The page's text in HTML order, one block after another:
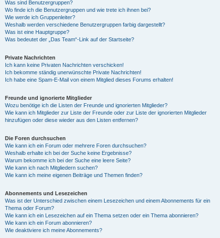
Was sind Benutzergruppen?
Wo finde ich die Benutzergruppen und wie trete ich ihnen bei?
Wie werde ich Gruppenleiter?
Weshalb werden verschiedene Benutzergruppen farbig dargestellt?
Was ist eine Hauptgruppe?
Was bedeutet der „Das Team“-Link auf der Startseite?
Private Nachrichten
Ich kann keine Privaten Nachrichten verschicken!
Ich bekomme ständig unerwünschte Private Nachrichten!
Ich habe eine Spam-E-Mail von einem Mitglied dieses Forums erhalten!
Freunde und ignorierte Mitglieder
Wozu benötige ich die Listen der Freunde und ignorierten Mitglieder?
Wie kann ich Mitglieder zur Liste der Freunde oder zur Liste der ignorierten Mitglieder
hinzufügen oder diese wieder aus den Listen entfernen?
Die Foren durchsuchen
Wie kann ich ein Forum oder mehrere Foren durchsuchen?
Weshalb erhalte ich bei der Suche keine Ergebnisse?
Warum bekomme ich bei der Suche eine leere Seite?
Wie kann ich nach Mitgliedern suchen?
Wie kann ich meine eigenen Beiträge und Themen finden?
Abonnements und Lesezeichen
Was ist der Unterschied zwischen einem Lesezeichen und einem Abonnements für ein
Thema oder Forum?
Wie kann ich ein Lesezeichen auf ein Thema setzen oder ein Thema abonnieren?
Wie kann ich ein Forum abonnieren?
Wie deaktiviere ich meine Abonnements?